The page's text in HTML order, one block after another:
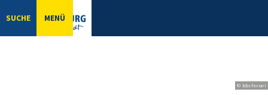
SUCHE MENÜ
© bbsferrari